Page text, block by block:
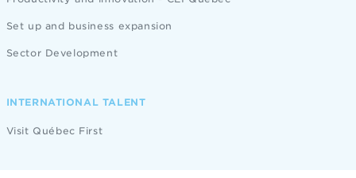
Set up and business expansion
Sector Development
INTERNATIONAL TALENT
Visit Québec First